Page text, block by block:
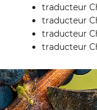
traducteur
traducteur
traducteur
traducteur